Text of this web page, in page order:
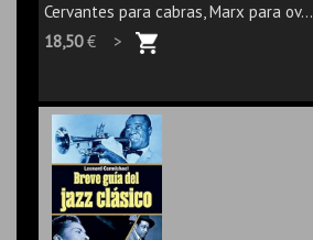
Cervantes para cabras, Marx para ov...
18,50€ >